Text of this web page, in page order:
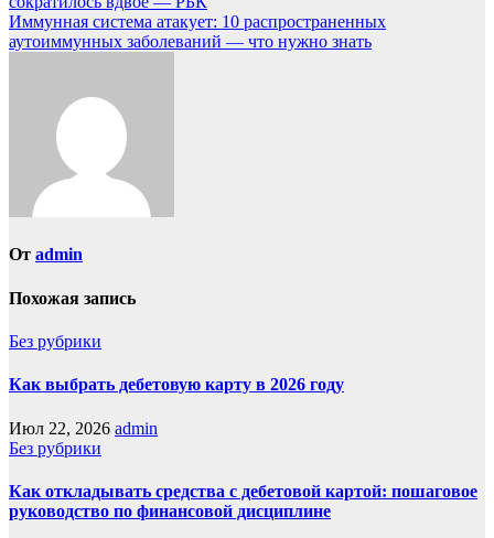
Иммунная система атакует: 10 распространенных
аутоиммунных заболеваний — что нужно знать
От admin
Похожая запись
Без рубрики
Как выбрать дебетовую карту в 2026 году
Июл 22, 2026 admin
Без рубрики
Как откладывать средства с дебетовой картой: пошаговое
руководство по финансовой дисциплине